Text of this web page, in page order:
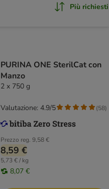
Più richiesti
PURINA ONE SterilCat con
Manzo
2 x 750 g
Prezzo reg. 9,58 €
8,59 €
5,73 € / kg
8,07 €
Valutazione: 4.9/5 (58)